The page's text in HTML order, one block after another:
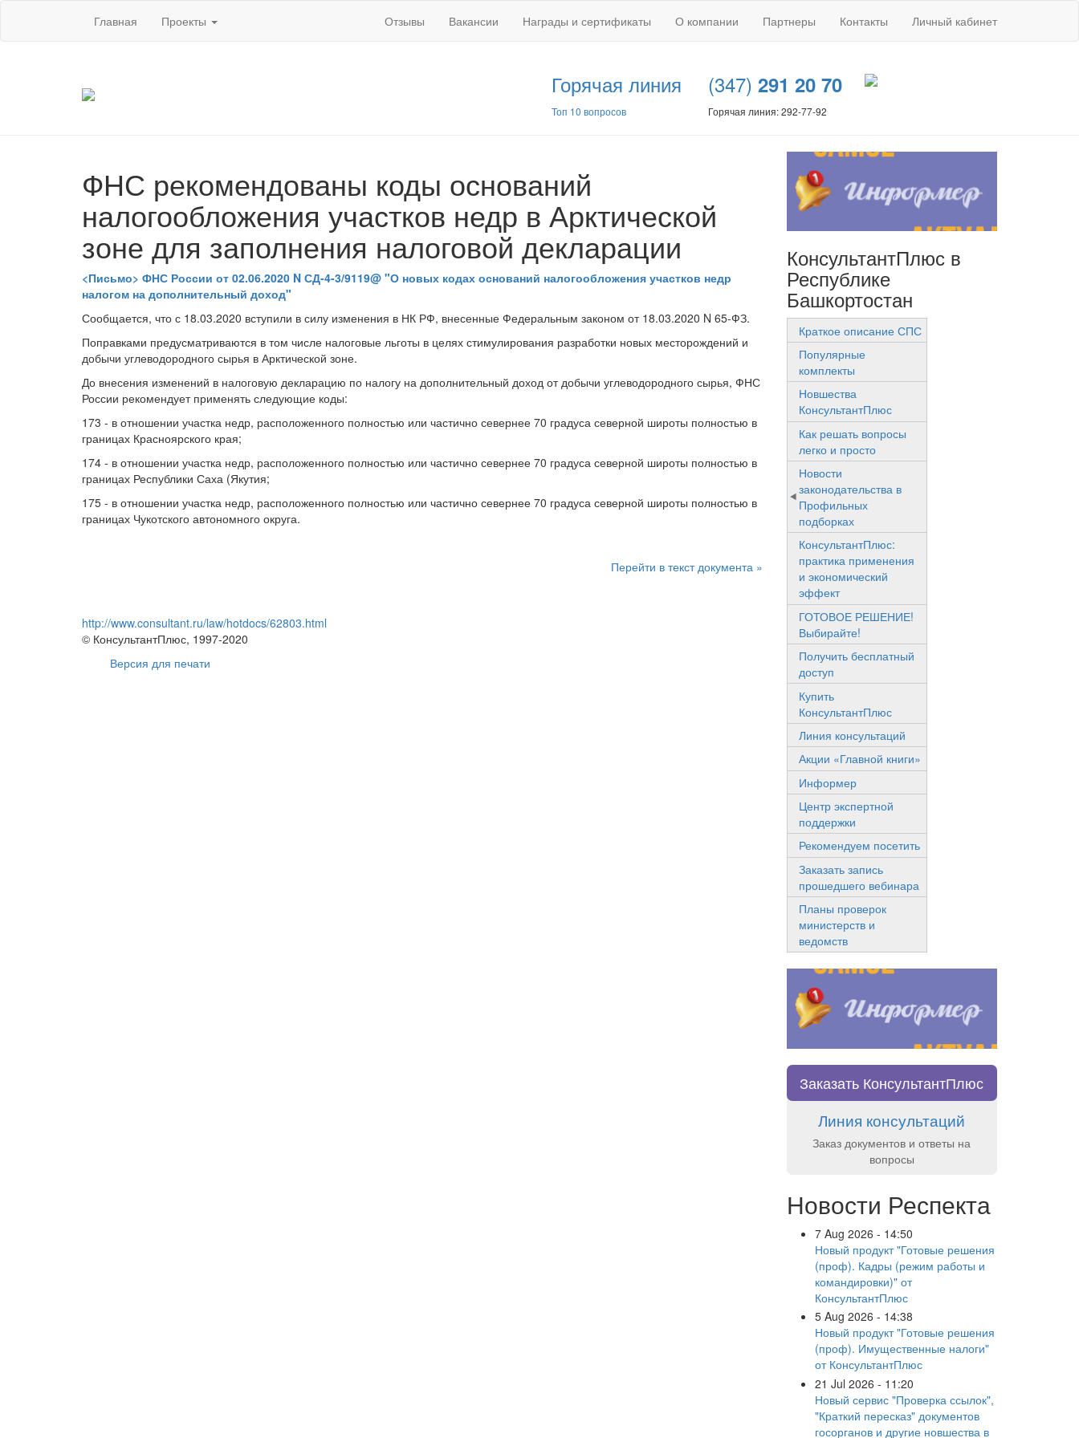
Главная Проекты Отзывы Вакансии Награды и сертификаты О компании Партнеры Контакты Личный кабинет
Горячая линия
Топ 10 вопросов
(347) 291 20 70
Горячая линия: 292-77-92
ФНС рекомендованы коды оснований
налогообложения участков недр в Арктической
зоне для заполнения налоговой декларации
<Письмо> ФНС России от 02.06.2020 N СД-4-3/9119@ "О новых кодах оснований налогообложения участков недр
налогом на дополнительный доход"
Сообщается, что с 18.03.2020 вступили в силу изменения в НК РФ, внесенные Федеральным законом от 18.03.2020 N 65-ФЗ.
Поправками предусматриваются в том числе налоговые льготы в целях стимулирования разработки новых месторождений и
добычи углеводородного сырья в Арктической зоне.
До внесения изменений в налоговую декларацию по налогу на дополнительный доход от добычи углеводородного сырья, ФНС
России рекомендует применять следующие коды:
173 - в отношении участка недр, расположенного полностью или частично севернее 70 градуса северной широты полностью в
границах Красноярского края;
174 - в отношении участка недр, расположенного полностью или частично севернее 70 градуса северной широты полностью в
границах Республики Саха (Якутия;
175 - в отношении участка недр, расположенного полностью или частично севернее 70 градуса северной широты полностью в
границах Чукотского автономного округа.
Перейти в текст документа »
http://www.consultant.ru/law/hotdocs/62803.html
© КонсультантПлюс, 1997-2020
Версия для печати
КонсультантПлюс в
Республике
Башкортостан
Краткое описание СПС
Популярные
комплекты
Новшества
КонсультантПлюс
Как решать вопросы
легко и просто
Новости
законодательства в
Профильных
подборках
КонсультантПлюс:
практика применения
и экономический
эффект
ГОТОВОЕ РЕШЕНИЕ!
Выбирайте!
Получить бесплатный
доступ
Купить
КонсультантПлюс
Линия консультаций
Акции «Главной книги»
Информер
Центр экспертной
поддержки
Рекомендуем посетить
Заказать запись
прошедшего вебинара
Планы проверок
министерств и
ведомств
Заказать КонсультантПлюс
Линия консультаций
Заказ документов и ответы на
вопросы
Новости Респекта
7 Aug 2026 - 14:50
Новый продукт "Готовые решения
(проф). Кадры (режим работы и
командировки)" от
КонсультантПлюс
5 Aug 2026 - 14:38
Новый продукт "Готовые решения
(проф). Имущественные налоги"
от КонсультантПлюс
21 Jul 2026 - 11:20
Новый сервис "Проверка ссылок",
"Краткий пересказ" документов
госорганов и другие новшества в